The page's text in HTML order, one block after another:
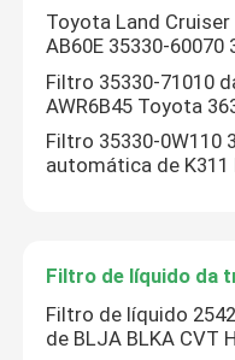
Toyota Land
AB60E 35330-60070
Filtro 35330-71010
AWR6B45 Toyota
Filtro 35330-0W110
automática de K311
Filtro de líquido da
Filtro de líquido
de BLJA BLKA CVT